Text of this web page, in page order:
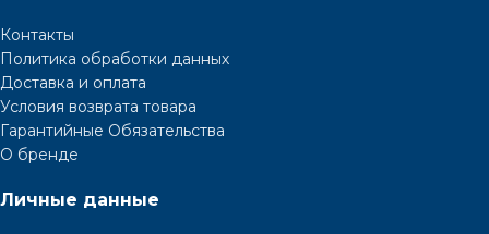
Контакты
Политика обработки данных
Доставка и оплата
Условия возврата товара
Гарантийные Обязательства
О бренде
Личные данные